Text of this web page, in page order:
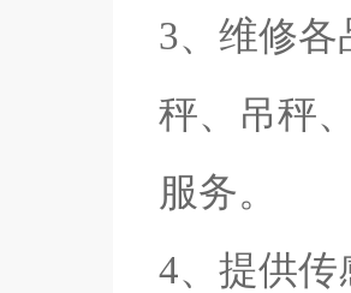
3、维修
秤、吊秤
服务。
4、提供